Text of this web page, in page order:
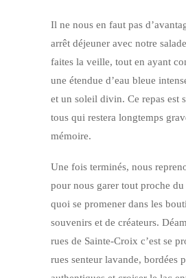
Il ne nous en faut pas
arrêt déjeuner avec notre
faites la veille, tout en ayant
une étendue d’eau bleue
et un soleil divin. Ce repas est
tous qui restera longtemps
mémoire.
Une fois terminés, nous
pour nous garer tout proche
quoi se promener dans les
souvenirs et de créateurs.
rues de Sainte-Croix c’est se
rues senteur lavande, bordées